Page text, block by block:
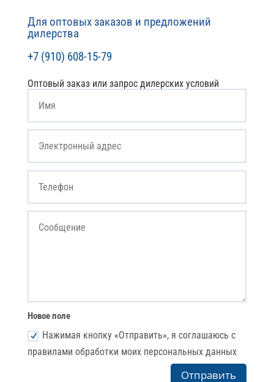
Для оптовых заказов и предложений
дилерства
+7 (910) 608-15-79
Оптовый заказ или запрос дилерских условий
Новое поле
Нажимая кнопку «Отправить», я соглашаюсь с
правилами обработки моих персональных данных
Отправить